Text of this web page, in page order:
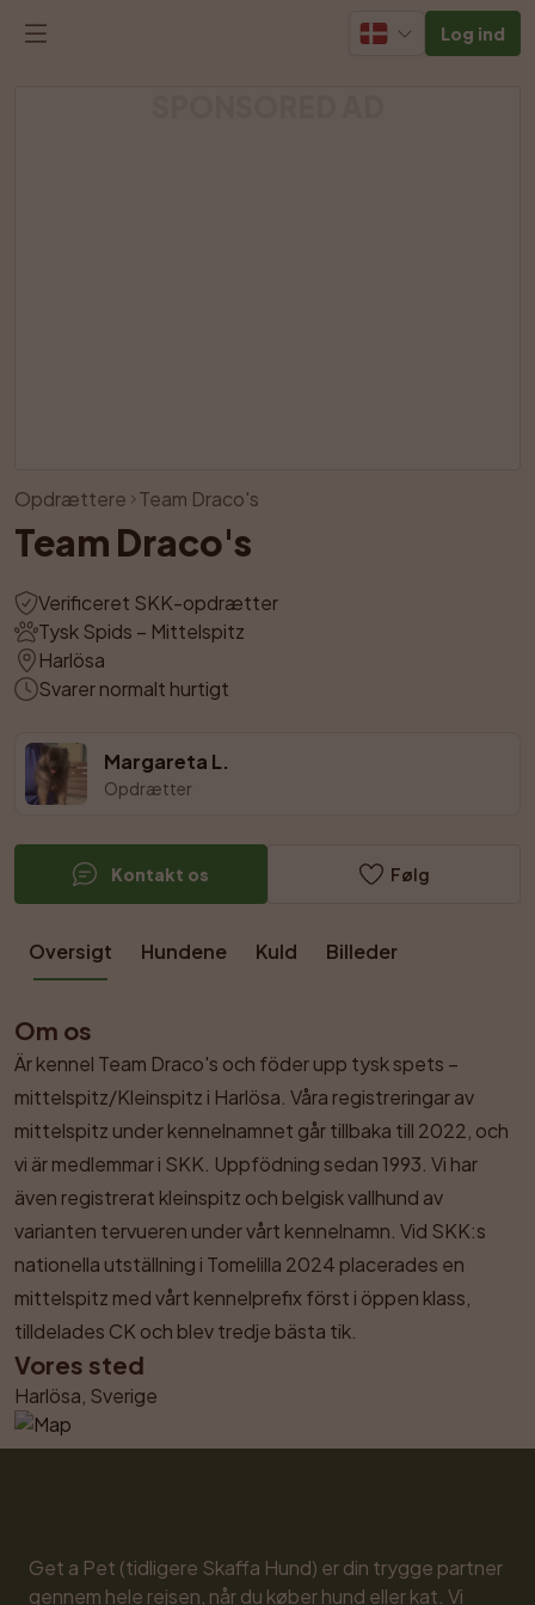
Log ind
Opdrættere Team Draco's
Team Draco's
Verificeret SKK-opdrætter
Tysk Spids – Mittelspitz
Harlösa
Svarer normalt hurtigt
Margareta L.
Opdrætter
Kontakt os Følg
Oversigt Hundene Kuld Billeder
Om os
Är kennel Team Draco's och föder upp tysk spets –
mittelspitz/Kleinspitz i Harlösa. Våra registreringar av
mittelspitz under kennelnamnet går tillbaka till 2022, och
vi är medlemmar i SKK. Uppfödning sedan 1993. Vi har
även registrerat kleinspitz och belgisk vallhund av
varianten tervueren under vårt kennelnamn. Vid SKK:s
nationella utställning i Tomelilla 2024 placerades en
mittelspitz med vårt kennelprefix först i öppen klass,
tilldelades CK och blev tredje bästa tik.
Vores sted
Harlösa, Sverige
Get a Pet (tidligere Skaffa Hund) er din trygge partner
gennem hele rejsen, når du køber hund eller kat. Vi